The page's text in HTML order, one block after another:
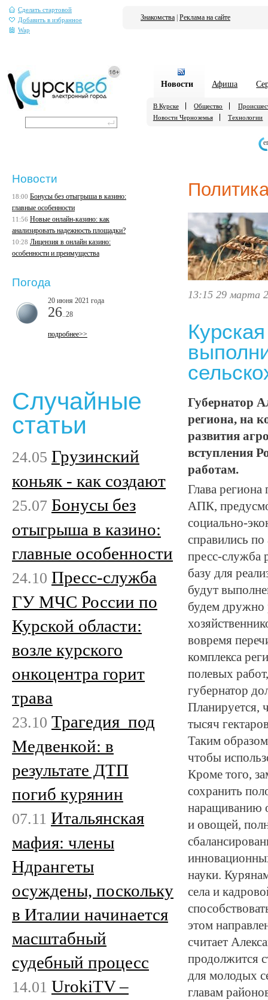
Сделать стартовой
Добавить в избранное
Wap
Знакомства Реклама на сайте
Новости Афиша
В Курске Общество
Новости Черноземья
Технологии
13:15 29 марта
Губернатор
региона, на
развития
вступления
работам.
Глава
АПК,
социально-
справились
пресс-служба
базу для
будут
будем дружно
вовремя
комплекса
полевых
губернатор
Планируется,
тысяч
Таким
чтобы
Кроме того,
сохранить
наращиванию
и овощей,
науки.
села и
этом
считает
продолжится
для молодых
главам
Новости
18:00 Бонусы без отыгрыша в казино:
главные особенности
11:56 Новые онлайн-казино: как
анализировать надежность площадки?
10:28 Лицензия в онлайн казино:
особенности и преимущества
Погода
20 июня 2021 года
26 ..28
подробнее>>
Случайные
статьи
24.05 Грузинский
коньяк - как создают
25.07 Бонусы без
отыгрыша в казино:
главные особенности
24.10 Пресс-служба
ГУ МЧС России по
Курской области:
возле курского
онкоцентра горит
трава
23.10 Трагедия под
Медвенкой: в
результате ДТП
погиб курянин
07.11 Итальянская
мафия: члены
Ндрангеты
осуждены, поскольку
в Италии начинается
масштабный
судебный процесс
14.01 UrokiTV –